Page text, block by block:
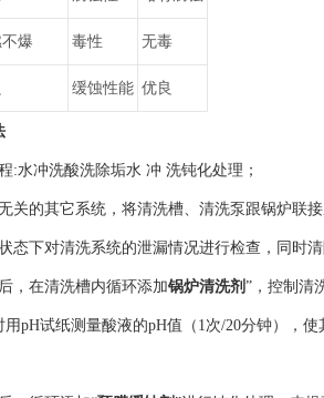
爆 毒性 无毒
缓蚀性能 优良
:水冲洗酸洗除垢水 冲 洗钝化处理；
关的其它系统，将清洗槽、清洗泵跟锅炉联
态下对清洗系统的泄漏情况进行检查，同时
，在清洗槽内循环添加锅炉清洗剂 ”，控制清
pH试纸测量酸液的pH值（1次/20分钟），